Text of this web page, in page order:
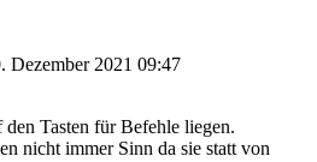
Dezember 2021 09:47
Tasten für Befehle liegen.
nicht immer Sinn da sie statt von